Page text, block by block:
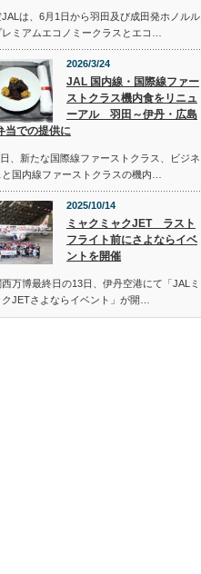
JALは、6月1日から羽田及び成田発ホノルル
ミアムエコノミークラスとエコ…
2026/3/24
JAL 国内線・国際線ファー
ストクラス機内食をリニュ
ーアル 羽田～伊丹・広島
当での提供に
、新たな国際線ファーストクラス、ビジネ
と国内線ファーストクラスの機内…
2025/10/14
ミャクミャクJET ラスト
フライト前にさよならイベ
ントを開催
万博最終日の13日、伊丹空港にて「JALミ
クJETさよならイベント」が開…